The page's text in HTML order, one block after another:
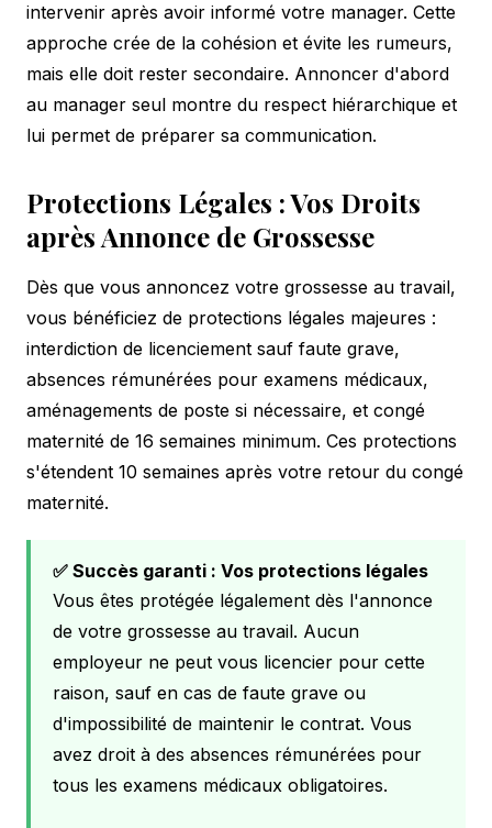
intervenir après avoir informé votre manager. Cette
approche crée de la cohésion et évite les rumeurs,
mais elle doit rester secondaire. Annoncer d'abord
au manager seul montre du respect hiérarchique et
lui permet de préparer sa communication.
Protections Légales : Vos Droits
après Annonce de Grossesse
Dès que vous annoncez votre grossesse au travail,
vous bénéficiez de protections légales majeures :
interdiction de licenciement sauf faute grave,
absences rémunérées pour examens médicaux,
aménagements de poste si nécessaire, et congé
maternité de 16 semaines minimum. Ces protections
s'étendent 10 semaines après votre retour du congé
maternité.
✅ Succès garanti : Vos protections légales
Vous êtes protégée légalement dès l'annonce
de votre grossesse au travail. Aucun
employeur ne peut vous licencier pour cette
raison, sauf en cas de faute grave ou
d'impossibilité de maintenir le contrat. Vous
avez droit à des absences rémunérées pour
tous les examens médicaux obligatoires.